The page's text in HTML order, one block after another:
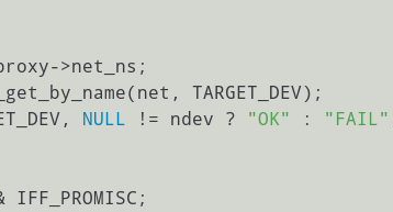
>net_ns;
TARGET_DEV);
NULL != ndev ? "OK" : "FAIL"